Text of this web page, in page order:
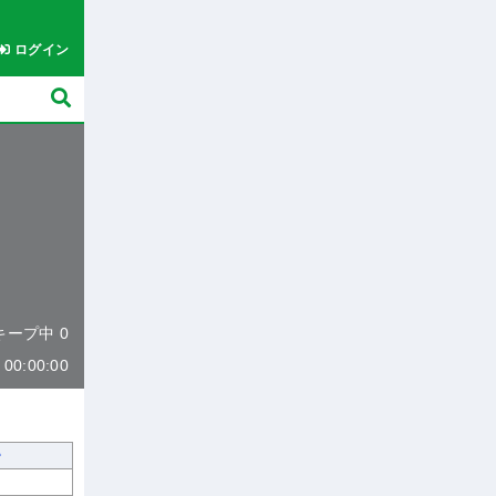
ログイン
ープ中 0
00:00:00